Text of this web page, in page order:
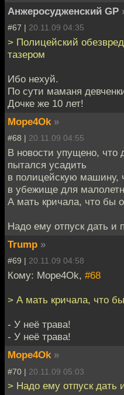
Анжеросудженский GP
#67 | 20.11.09 04:35
> Полицейский
тазером
Ибо нехуй.
По сути маманя
Дочке же 10 лет!
Mope4Ok »
#68 | 20.11.09 04:55
В новости упущено, что
пытался усадить
в полицейскую машину,
в убежище для
А мать кричала, что бы
Надо ему отпуск дать и
Trump »
#69 | 20.11.09 04:58
Кому: Mope4Ok, #68
> А мать кричала, что
- У неё трава!
- У неё трава!
Mope4Ok »
#70 | 20.11.09 05:03
> Надо ему отпуск дать